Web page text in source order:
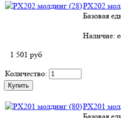
PX202
Базовая
Наличие:
1 501 руб
Количество:
PX201